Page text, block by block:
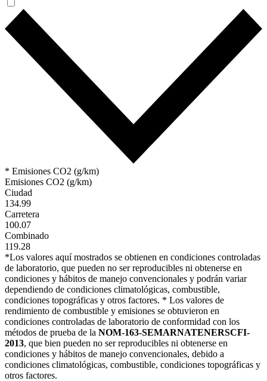
* Emisiones CO2 (g/km)
Emisiones CO2 (g/km)
Ciudad
134.99
Carretera
100.07
Combinado
119.28
*Los valores aquí mostrados se obtienen en condiciones controladas
de laboratorio, que pueden no ser reproducibles ni obtenerse en
condiciones y hábitos de manejo convencionales y podrán variar
dependiendo de condiciones climatológicas, combustible,
condiciones topográficas y otros factores. * Los valores de
rendimiento de combustible y emisiones se obtuvieron en
condiciones controladas de laboratorio de conformidad con los
métodos de prueba de la NOM-163-SEMARNATENERSCFI-
2013, que bien pueden no ser reproducibles ni obtenerse en
condiciones y hábitos de manejo convencionales, debido a
condiciones climatológicas, combustible, condiciones topográficas y
otros factores.